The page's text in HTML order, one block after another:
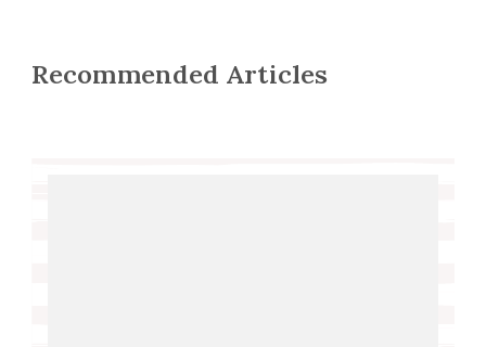
Recommended Articles